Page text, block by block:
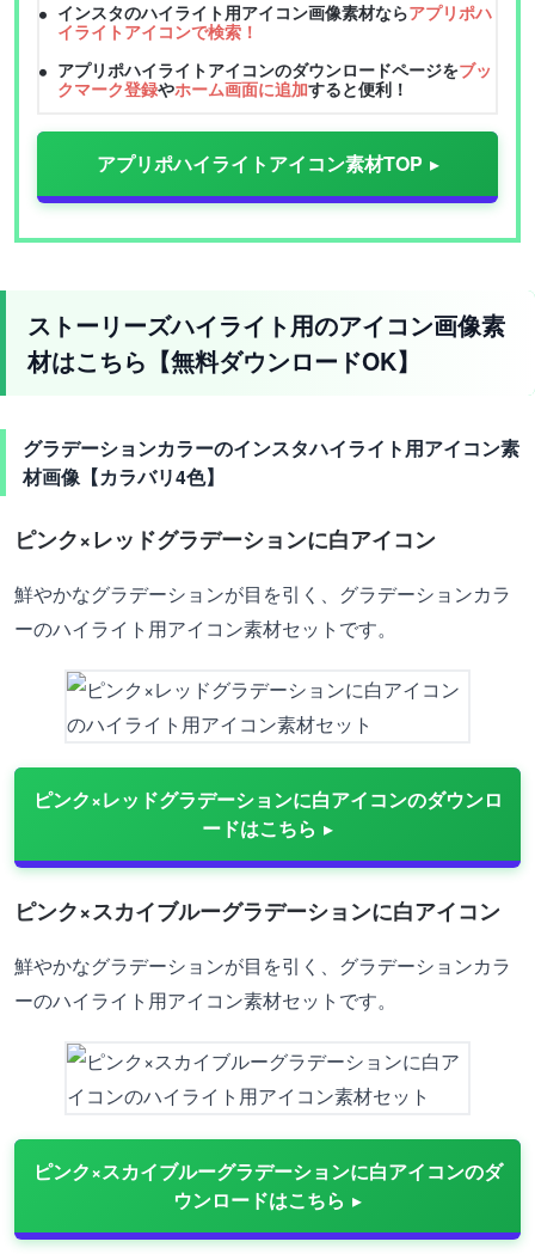
インスタのハイライト用アイコン画像素材ならアプリポハ
イライトアイコンで検索！
アプリポハイライトアイコンのダウンロードページをブッ
クマーク登録やホーム画面に追加すると便利！
アプリポハイライトアイコン素材TOP
ストーリーズハイライト用のアイコン画像素
材はこちら【無料ダウンロードOK】
グラデーションカラーのインスタハイライト用アイコン素
材画像【カラバリ4色】
ピンク×レッドグラデーションに白アイコン
鮮やかなグラデーションが目を引く、グラデーションカラ
ーのハイライト用アイコン素材セットです。
ピンク×レッドグラデーションに白アイコンのダウンロ
ードはこちら
ピンク×スカイブルーグラデーションに白アイコン
鮮やかなグラデーションが目を引く、グラデーションカラ
ーのハイライト用アイコン素材セットです。
ピンク×スカイブルーグラデーションに白アイコンのダ
ウンロードはこちら